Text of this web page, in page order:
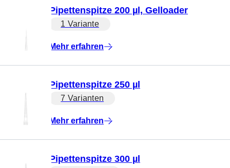
Pipettenspitze 200 µl, Gelloader
1 Variante
Mehr erfahren
Pipettenspitze 250 µl
7 Varianten
Mehr erfahren
Pipettenspitze 300 µl